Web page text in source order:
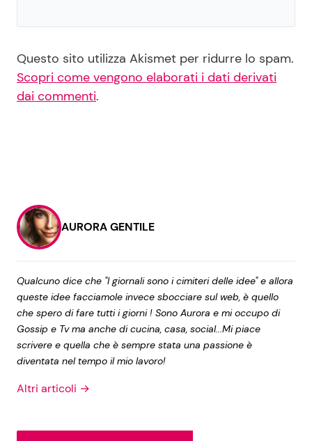
Questo sito utilizza Akismet per ridurre lo spam.
Scopri come vengono elaborati i dati derivati
dai commenti.
AURORA GENTILE
Qualcuno dice che "I giornali sono i cimiteri delle idee" e allora
queste idee facciamole invece sbocciare sul web, è quello
che spero di fare tutti i giorni ! Sono Aurora e mi occupo di
Gossip e Tv ma anche di cucina, casa, social...Mi piace
scrivere e quella che è sempre stata una passione è
diventata nel tempo il mio lavoro!
Altri articoli →